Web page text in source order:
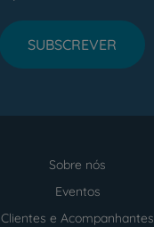
SUBSCREVER
Sobre nós
Eventos
Clientes e Acompanhantes